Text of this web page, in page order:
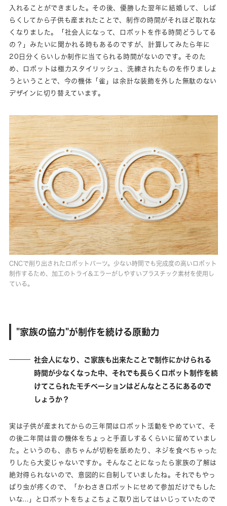
入れることができました。その後、優勝した翌年に結婚して、しば
らくしてから子供も産まれたことで、制作の時間がそれほど取れな
くなりました。「社会人になって、ロボットを作る時間どうしてる
の？」みたいに聞かれる時もあるのですが、計算してみたら年に
20日分くらいしか制作に当てられる時間がないのです。そのた
め、ロボットは極力スタイリッシュ、洗練されたものを作りましょ
うということで、今の機体「雀」は余計な装飾を外した無駄のない
デザインに切り替えています。
CNCで削り出されたロボットパーツ。少ない時間でも完成度の高いロボット
制作するため、加工のトライ&エラーがしやすいプラスチック素材を使用し
ている。
"家族の協力"が制作を続ける原動力
社会人になり、ご家族も出来たことで制作にかけられる
時間が少なくなった中、それでも長らくロボット制作を続
けてこられたモチベーションはどんなところにあるので
しょうか？
実は子供が産まれてからの三年間はロボット活動をやめていて、そ
の後二年間は昔の機体をちょっと手直しするくらいに留めていまし
た。というのも、赤ちゃんが切粉を舐めたり、ネジを食べちゃった
りしたら大変じゃないですか。そんなことになったら家族の了解は
絶対得られないので、意図的に自制していましたね。それでもやっ
ぱり虫が疼くので、「かわさきロボットにせめて参加だけでもした
いな...」とロボットをちょこちょこ取り出してはいじっていたので